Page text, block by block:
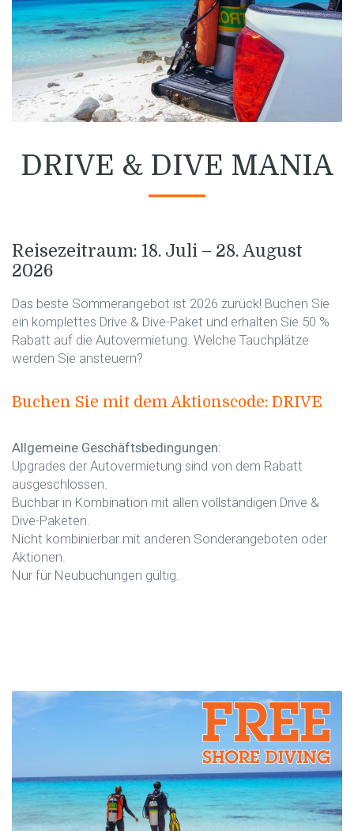
DRIVE & DIVE MANIA
Reisezeitraum: 18. Juli – 28. August
2026
Das beste Sommerangebot ist 2026 zurück! Buchen Sie
ein komplettes Drive & Dive-Paket und erhalten Sie 50 %
Rabatt auf die Autovermietung. Welche Tauchplätze
werden Sie ansteuern?
Buchen Sie mit dem Aktionscode: DRIVE
Allgemeine Geschäftsbedingungen:
Upgrades der Autovermietung sind von dem Rabatt
ausgeschlossen.
Buchbar in Kombination mit allen vollständigen Drive &
Dive-Paketen.
Nicht kombinierbar mit anderen Sonderangeboten oder
Aktionen.
Nur für Neubuchungen gültig.